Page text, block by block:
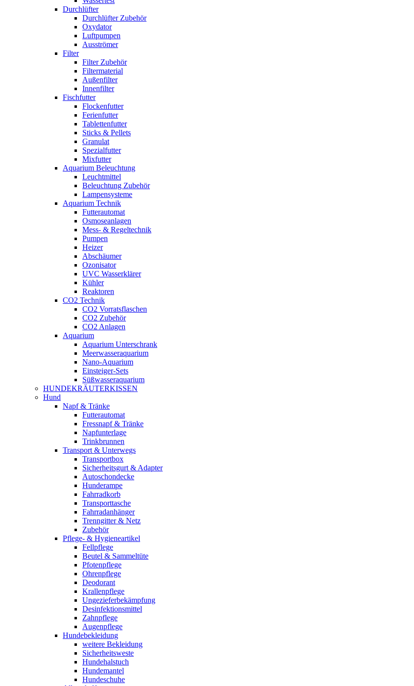
Durchlüfter
Durchlüfter Zubehör
Oxydator
Luftpumpen
Ausströmer
Filter
Filter Zubehör
Filtermaterial
Außenfilter
Innenfilter
Fischfutter
Flockenfutter
Ferienfutter
Tablettenfutter
Sticks & Pellets
Granulat
Spezialfutter
Mixfutter
Aquarium Beleuchtung
Leuchtmittel
Beleuchtung Zubehör
Lampensysteme
Aquarium Technik
Futterautomat
Osmoseanlagen
Mess- & Regeltechnik
Pumpen
Heizer
Abschäumer
Ozonisator
UVC Wasserklärer
Kühler
Reaktoren
CO2 Technik
CO2 Vorratsflaschen
CO2 Zubehör
CO2 Anlagen
Aquarium
Aquarium Unterschrank
Meerwasseraquarium
Nano-Aquarium
Einsteiger-Sets
Süßwasseraquarium
HUNDEKRÄUTERKISSEN
Hund
Napf & Tränke
Futterautomat
Fressnapf & Tränke
Napfunterlage
Trinkbrunnen
Transport & Unterwegs
Transportbox
Sicherheitsgurt & Adapter
Autoschondecke
Hunderampe
Fahrradkorb
Transporttasche
Fahrradanhänger
Trenngitter & Netz
Zubehör
Pflege- & Hygieneartikel
Fellpflege
Beutel & Sammeltüte
Pfotenpflege
Ohrenpflege
Deodorant
Krallenpflege
Ungezieferbekämpfung
Desinfektionsmittel
Zahnpflege
Augenpflege
Hundebekleidung
weitere Bekleidung
Sicherheitsweste
Hundehalstuch
Hundemantel
Hundeschuhe